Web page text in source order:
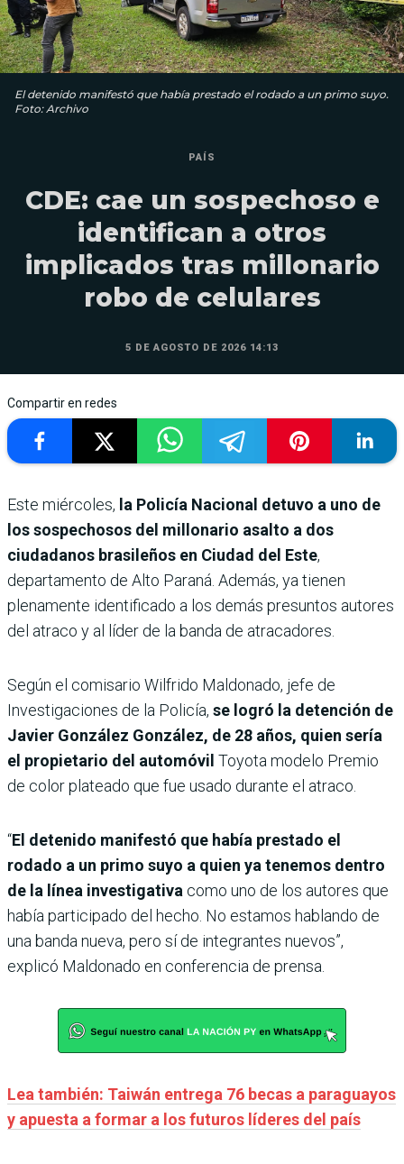
El detenido manifestó que había prestado el rodado a un primo suyo.
Foto: Archivo
PAÍS
CDE: cae un sospechoso e
identifican a otros
implicados tras millonario
robo de celulares
5 DE AGOSTO DE 2026 14:13
Compartir en redes
Este miércoles, la Policía Nacional detuvo a uno de
los sospechosos del millonario asalto a dos
ciudadanos brasileños en Ciudad del Este,
departamento de Alto Paraná. Además, ya tienen
plenamente identificado a los demás presuntos autores
del atraco y al líder de la banda de atracadores.
Según el comisario Wilfrido Maldonado, jefe de
Investigaciones de la Policía, se logró la detención de
Javier González González, de 28 años, quien sería
el propietario del automóvil Toyota modelo Premio
de color plateado que fue usado durante el atraco.
“El detenido manifestó que había prestado el
rodado a un primo suyo a quien ya tenemos dentro
de la línea investigativa como uno de los autores que
había participado del hecho. No estamos hablando de
una banda nueva, pero sí de integrantes nuevos”,
explicó Maldonado en conferencia de prensa.
Lea también: Taiwán entrega 76 becas a paraguayos
y apuesta a formar a los futuros líderes del país